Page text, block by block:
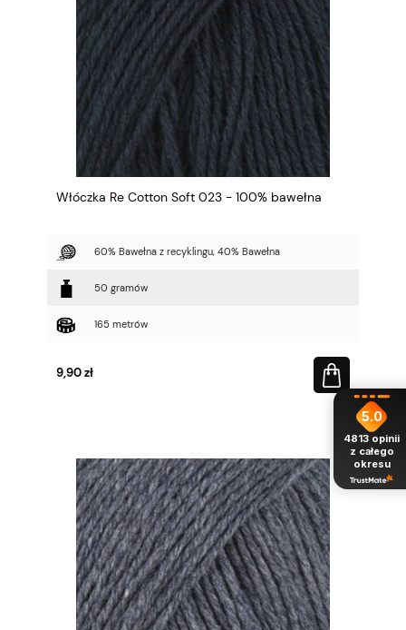
Włóczka Re Cotton Soft 023 - 100% bawełna
60% Bawełna z recyklingu, 40% Bawełna
50 gramów
165 metrów
9,90 zł
5.0
4813 opinii
z całego
okresu